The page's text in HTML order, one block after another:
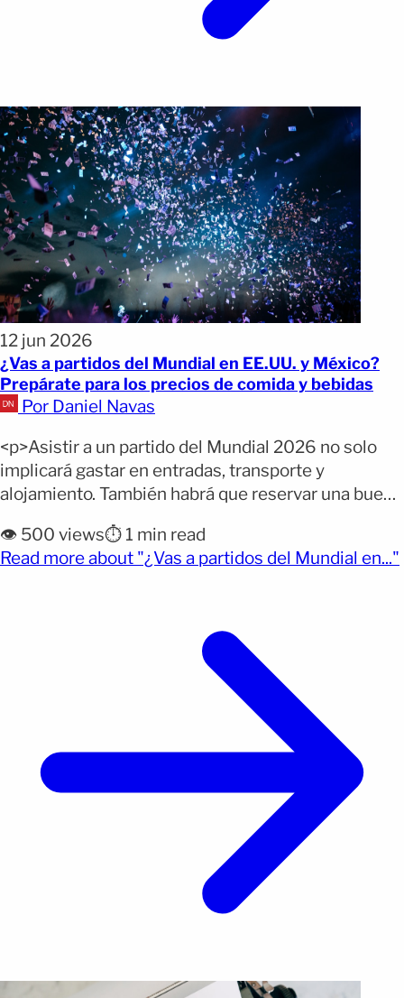
12 jun 2026
¿Vas a partidos del Mundial en EE.UU. y México?
Prepárate para los precios de comida y bebidas
Por Daniel Navas
<p>Asistir a un partido del Mundial 2026 no solo
implicará gastar en entradas, transporte y
alojamiento. También habrá que reservar una buena
de los estadios. Los primeros precios que
comenzaron a circular en redes sociales han
👁️ 500 views⏱️ 1 min read
Read more about "¿Vas a partidos del Mundial en..."